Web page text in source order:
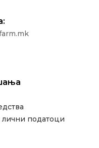
лични податоци